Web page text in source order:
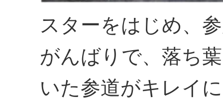
スターをはじめ、
がんばりで、落ち
いた参道がキレイ